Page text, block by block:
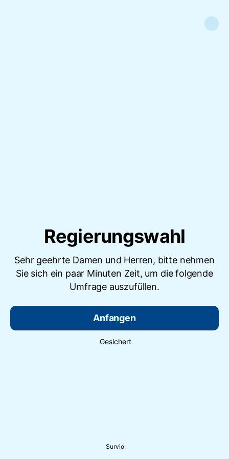
Regierungswahl
Sehr geehrte Damen und Herren, bitte nehmen
Sie sich ein paar Minuten Zeit, um die folgende
Umfrage auszufüllen.
Anfangen
Gesichert
Survio